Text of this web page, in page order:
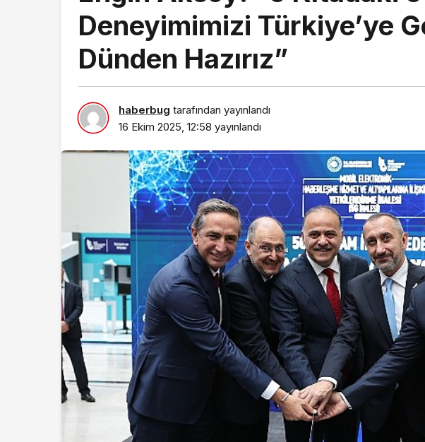
Deneyimimizi Türkiye’ye
Dünden Hazırız”
haberbug tarafından yayınlandı
16 Ekim 2025, 12:58 yayınlandı
Sağlık
DEÜ Hastanesinde Büyük
Dönüşüm